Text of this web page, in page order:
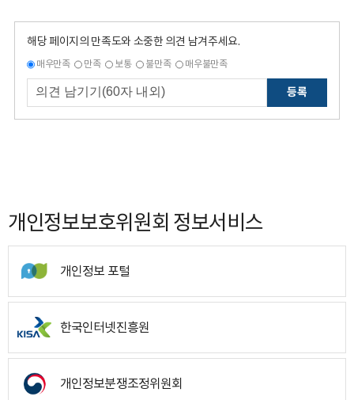
해당 페이지의 만족도와 소중한 의견 남겨주세요.
매우만족 만족 보통 불만족 매우불만족
등록
개인정보보호위원회 정보서비스
개인정보 포털
한국인터넷진흥원
개인정보분쟁조정위원회